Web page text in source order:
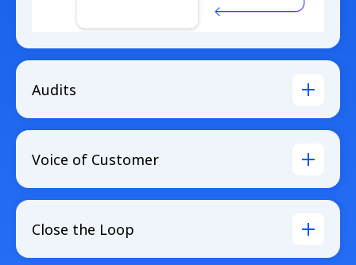
Audits
Voice of Customer
Close the Loop